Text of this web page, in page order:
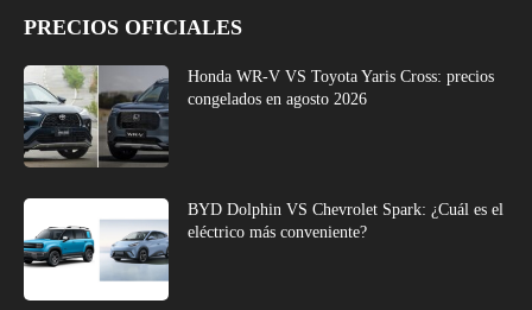
PRECIOS OFICIALES
Honda WR-V VS Toyota Yaris Cross: precios
congelados en agosto 2026
BYD Dolphin VS Chevrolet Spark: ¿Cuál es el
eléctrico más conveniente?